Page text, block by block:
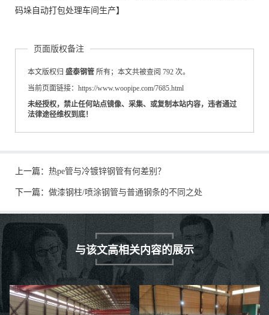
码垛自动打包处理车间生产】
页面版权备注
本文版权归 盛泰钢管 所有；本文共被查阅 792 次。
当前页面链接：https://www.woopipe.com/7685.html
未经授权，禁止任何站点镜像、采集、或复制本站内容，违者通过
法律途径维权到底！
上一篇： 热pe管与冷镀锌钢管有何差别？
下一篇： 做漆钢柱/喷涂钢管与普通钢条的不同之处
与该文高相关内容的展示